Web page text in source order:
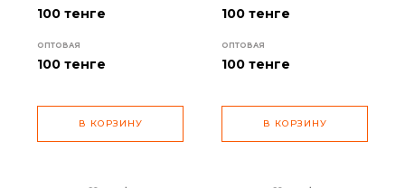
100 тенге
ОПТОВАЯ
100 тенге
В КОРЗИНУ
100 тенге
ОПТОВАЯ
100 тенге
В КОРЗИНУ